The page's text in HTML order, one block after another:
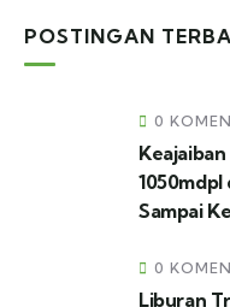
POSTINGAN
0
1050mdpl
Sampai
0
Liburan